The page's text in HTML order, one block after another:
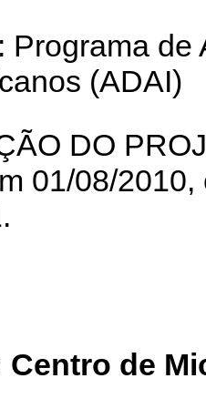
Programa
(ADAI)
DO
01/08/
Centro de